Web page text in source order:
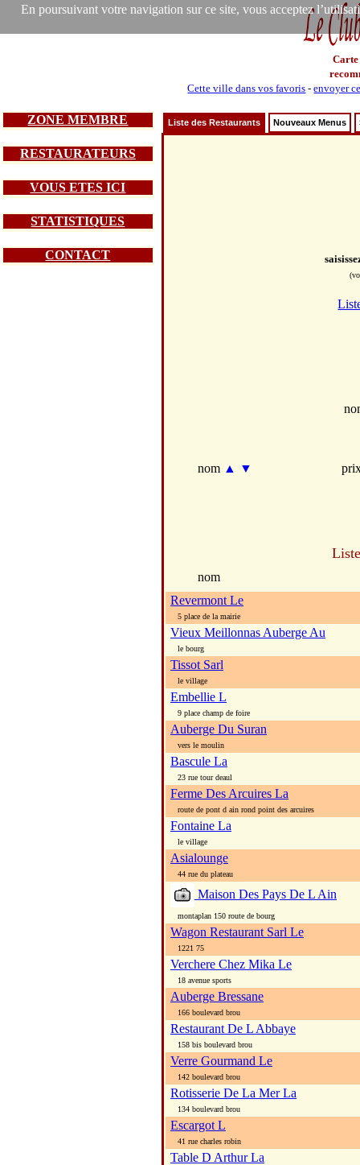
En poursuivant votre navigation sur ce site, vous acceptez
Carte
Cette ville dans vos favoris -envoyer
ZONE MEMBRE
RESTAURATEURS
VOUS ETES ICI
STATISTIQUES
CONTACT
Liste des Restaurants Nouveaux Menus
nom ▲ ▼
nom
Revermont Le
5 place de la mairie
Vieux Meillonnas Auberge Au
le bourg
Tissot Sarl
le village
Embellie L
9 place champ de foire
Auberge Du Suran
vers le moulin
Bascule La
23 rue tour deaul
Ferme Des Arcuires La
route de pont d ain rond point des arcuires
Fontaine La
le village
Asialounge
44 rue du plateau
Maison Des Pays De L Ain
montaplan 150 route de bourg
Wagon Restaurant Sarl Le
1221 75
Verchere Chez Mika Le
18 avenue sports
Auberge Bressane
166 boulevard brou
Restaurant De L Abbaye
158 bis boulevard brou
Verre Gourmand Le
142 boulevard brou
Rotisserie De La Mer La
134 boulevard brou
Escargot L
41 rue charles robin
Table D Arthur La